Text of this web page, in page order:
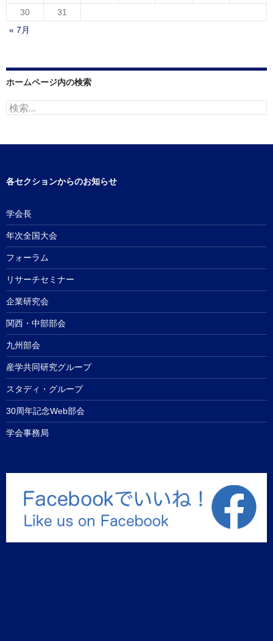
30
31
« 7月
ホームページ内の検索
検
索:
各セクションからのお知らせ
学会長
年次全国大会
フォーラム
リサーチセミナー
企業研究会
関西・中部部会
九州部会
産学共同研究グループ
スタディ・グループ
30周年記念Web部会
学会事務局